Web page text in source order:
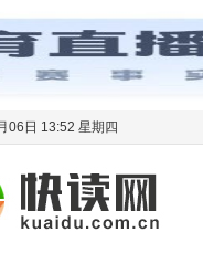
06日 13:52 星期四